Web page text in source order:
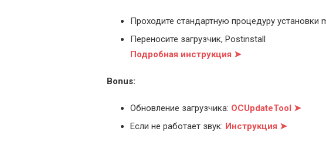
Проходите стандартную процедуру установки
Переносите загрузчик, Postinstall
Подробная инструкция ➤
Bonus:
Обновление загрузчика: OCUpdateTool ➤
Если не работает звук: Инструкция ➤